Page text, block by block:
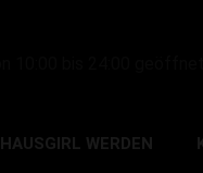
HAUSGIRL WERDEN